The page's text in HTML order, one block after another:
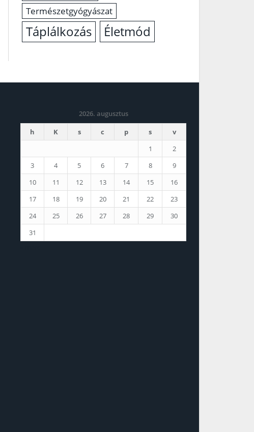
Természetgyógyászat
Táplálkozás Életmód
2026. augusztus
h
K s c p s
v
1
2
3
4 5 6 7 8
9
10
11 12 13 14 15
16
17
18 19 20 21 22
23
24
25 26 27 28 29
30
31